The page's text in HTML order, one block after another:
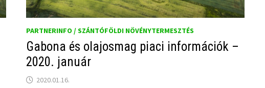
PARTNERINFO / SZÁNTÓFÖLDI NÖVÉNYTERMESZTÉS
Gabona és olajosmag piaci információk –
2020. január
2020.01.16.